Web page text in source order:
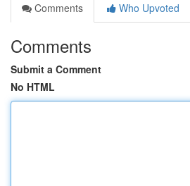
Comments
Who Upvoted
Comments
Submit a Comment
No HTML